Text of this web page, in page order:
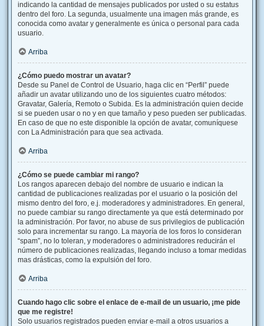
indicando la cantidad de mensajes publicados por usted o su estatus
dentro del foro. La segunda, usualmente una imagen más grande, es
conocida como avatar y generalmente es única o personal para cada
usuario.
Arriba
¿Cómo puedo mostrar un avatar?
Desde su Panel de Control de Usuario, haga clic en “Perfil” puede
añadir un avatar utilizando uno de los siguientes cuatro métodos:
Gravatar, Galería, Remoto o Subida. Es la administración quien decide
si se pueden usar o no y en que tamaño y peso pueden ser publicadas.
En caso de que no este disponible la opción de avatar, comuníquese
con La Administración para que sea activada.
Arriba
¿Cómo se puede cambiar mi rango?
Los rangos aparecen debajo del nombre de usuario e indican la
cantidad de publicaciones realizadas por el usuario o la posición del
mismo dentro del foro, e.j. moderadores y administradores. En general,
no puede cambiar su rango directamente ya que está determinado por
la administración. Por favor, no abuse de sus privilegios de publicación
solo para incrementar su rango. La mayoría de los foros lo consideran
“spam”, no lo toleran, y moderadores o administradores reducirán el
número de publicaciones realizadas, llegando incluso a tomar medidas
mas drásticas, como la expulsión del foro.
Arriba
Cuando hago clic sobre el enlace de e-mail de un usuario, ¡me pide
que me registre!
Solo usuarios registrados pueden enviar e-mail a otros usuarios a